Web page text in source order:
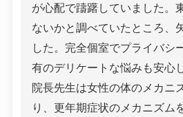
が心配で躊躇していました。
ないかと調べていたところ、
した。完全個室でプライバシ
有のデリケートな悩みも安心
院長先生は女性の体のメカニ
り、更年期症状のメカニズム